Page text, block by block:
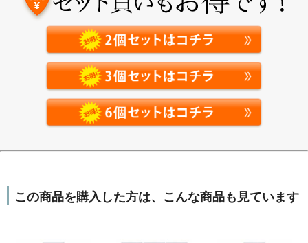
あゆみEXは、N-アセチルグルコサミンを
贅沢に配合
吸収力・浸透力が違う
この商品を購入した方は、こんな商品も見ています